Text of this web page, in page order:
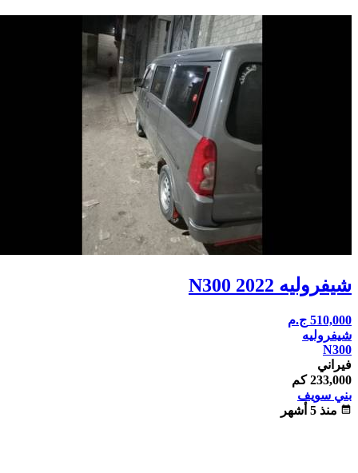
شيفروليه N300 2022
510,000 ج.م
شيفروليه
N300
فيراني
233,000 كم
بني سويف
calendar_month منذ 5 أشهر